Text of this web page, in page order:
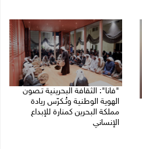
"فانا": الثقافة البحرينية تـصون
الهوية الوطنية وتُـكرّس ريادة
مملكة البحرين كمنارة للإبداع
الإنساني